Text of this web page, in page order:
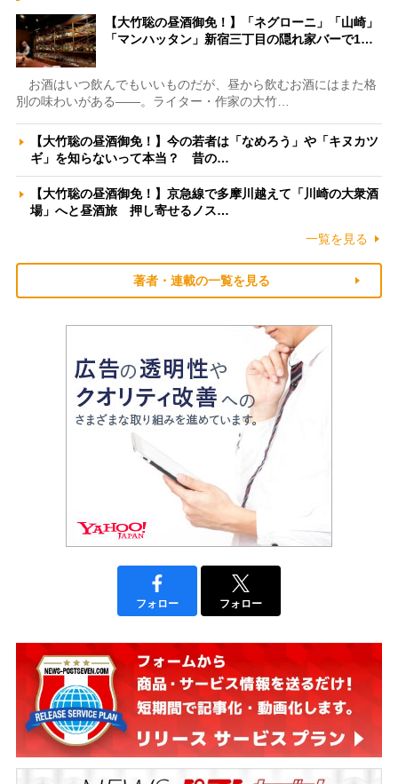
【大竹聡の昼酒御免！】「ネグローニ」「山崎」
「マンハッタン」新宿三丁目の隠れ家バーで1…
お酒はいつ飲んでもいいものだが、昼から飲むお酒にはまた格
別の味わいがある――。ライター・作家の大竹…
【大竹聡の昼酒御免！】今の若者は「なめろう」や「キヌカツ
ギ」を知らないって本当？ 昔の…
【大竹聡の昼酒御免！】京急線で多摩川越えて「川崎の大衆酒
場」へと昼酒旅 押し寄せるノス…
一覧を見る
著者・連載の一覧を見る
フォロー フォロー